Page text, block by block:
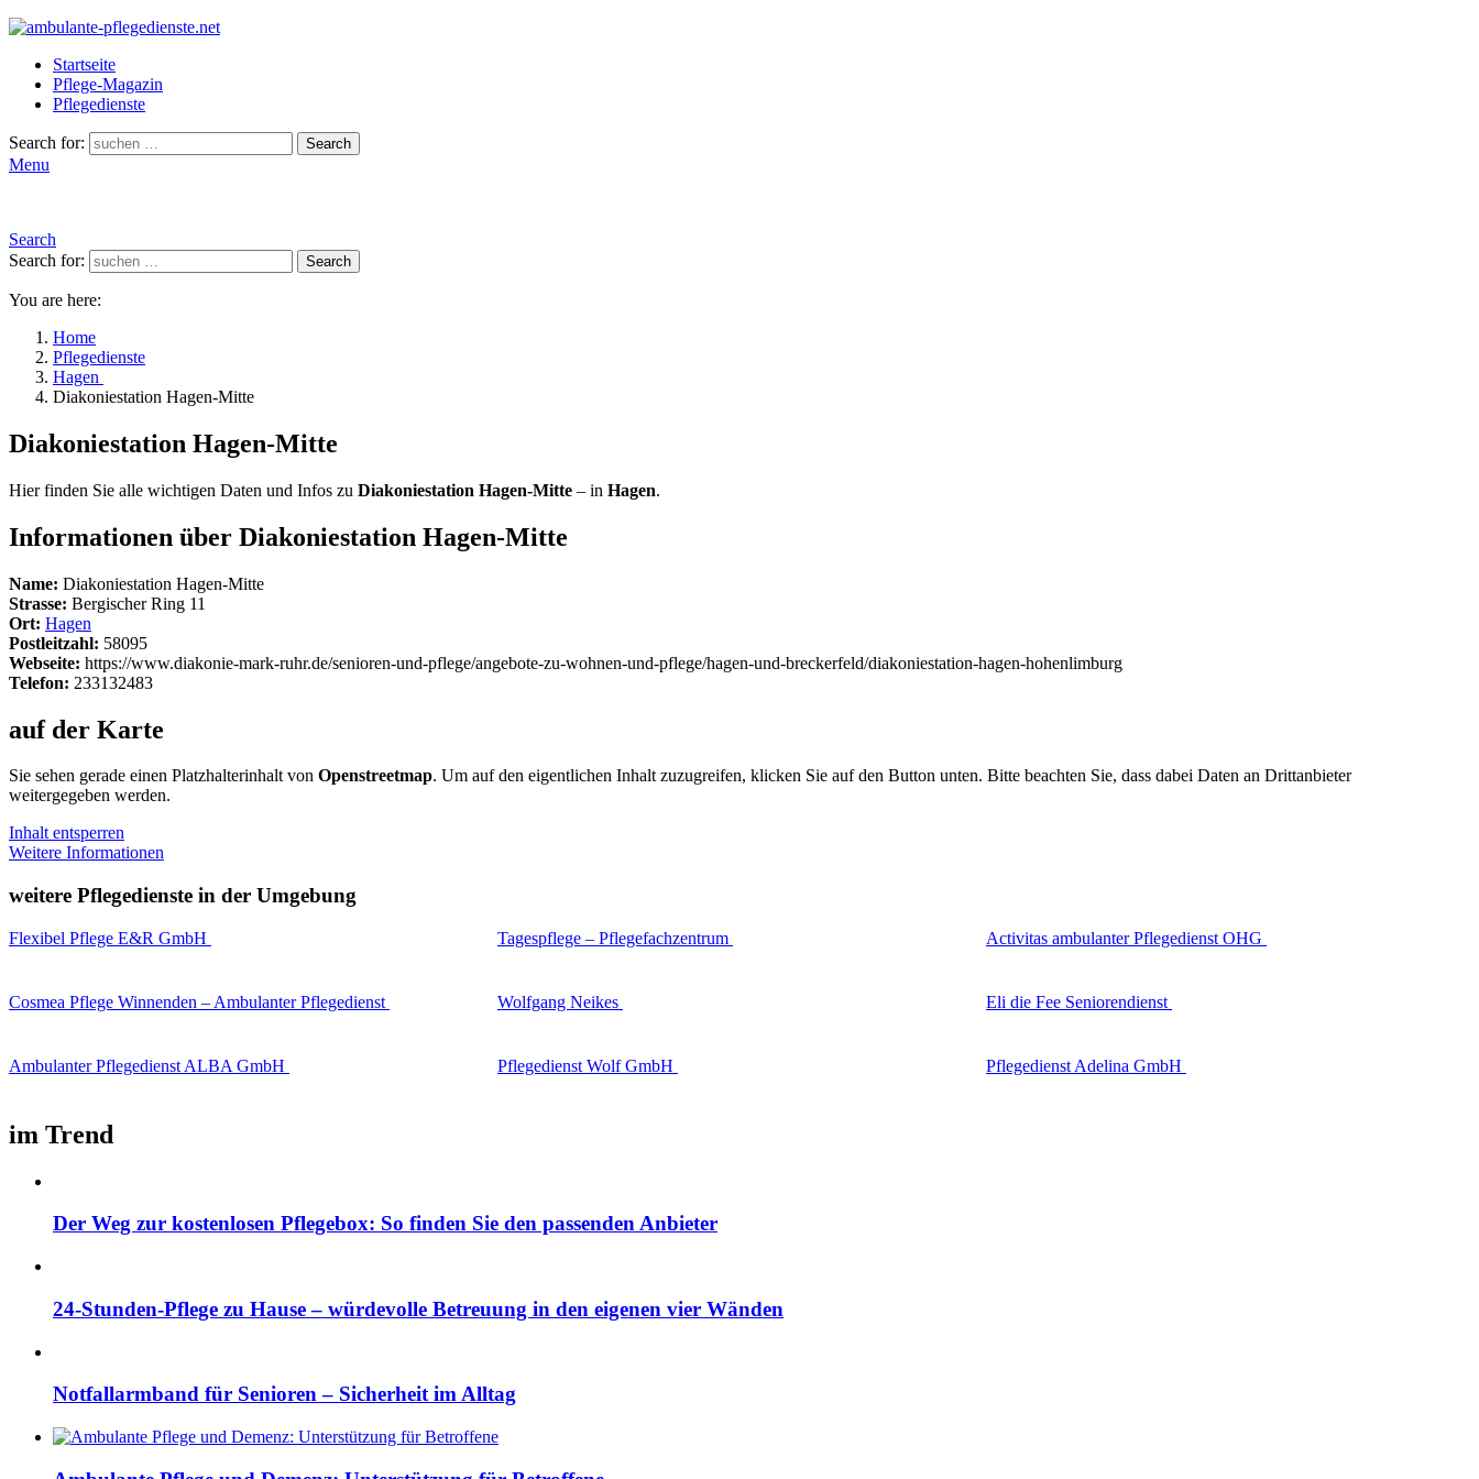
Startseite
Pflege-Magazin
Pflegedienste
Search for: Search
Menu
Search
Search for:
Search
You are here:
Home
Pflegedienste
Hagen
Diakoniestation Hagen-Mitte
Diakoniestation Hagen-Mitte
Hier finden Sie alle wichtigen Daten und Infos zu Diakoniestation Hagen-Mitte – in Hagen.
Informationen über Diakoniestation Hagen-Mitte
Name: Diakoniestation Hagen-Mitte
Strasse: Bergischer Ring 11
Ort: Hagen
Postleitzahl: 58095
Webseite: https://www.diakonie-mark-ruhr.de/senioren-und-pflege/angebote-zu-wohnen-und-pflege/hagen-und-breckerfeld/diakoniestation-hagen-hohenlimburg
Telefon: 233132483
auf der Karte
Sie sehen gerade einen Platzhalterinhalt von Openstreetmap. Um auf den eigentlichen Inhalt zuzugreifen, klicken Sie auf den Button unten. Bitte beachten Sie, dass dabei Daten an Drittanbieter
weitergegeben werden.
Inhalt entsperren
Weitere Informationen
weitere Pflegedienste in der Umgebung
Flexibel Pflege E&R GmbH Tagespflege – Pflegefachzentrum Activitas ambulanter Pflegedienst OHG
Cosmea Pflege Winnenden – Ambulanter Pflegedienst Wolfgang Neikes Eli die Fee Seniorendienst
Ambulanter Pflegedienst ALBA GmbH Pflegedienst Wolf GmbH Pflegedienst Adelina GmbH
im Trend
Der Weg zur kostenlosen Pflegebox: So finden Sie den passenden Anbieter
24-Stunden-Pflege zu Hause – würdevolle Betreuung in den eigenen vier Wänden
Notfallarmband für Senioren – Sicherheit im Alltag